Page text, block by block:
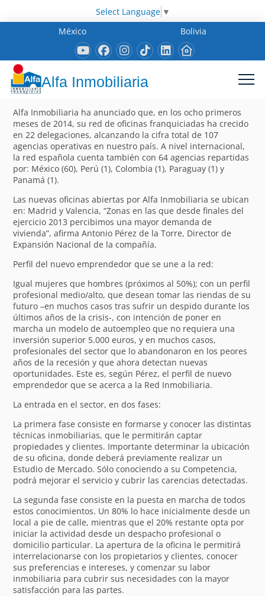
Select Language ▼
México
Bolivia
Alfa Inmobiliaria
Alfa Inmobiliaria ha anunciado que, en los ocho primeros
meses de 2014, su red de oficinas franquiciadas ha crecido
en 22 delegaciones, alcanzando la cifra total de 107
agencias operativas en nuestro país. A nivel internacional,
la red española cuenta también con 64 agencias repartidas
por: México (60), Perú (1), Colombia (1), Paraguay (1) y
Panamá (1).
Las nuevas oficinas abiertas por Alfa Inmobiliaria se ubican
en: Madrid y Valencia, “Zonas en las que desde finales del
ejercicio 2013 percibimos una mayor demanda de
vivienda”, afirma Antonio Pérez de la Torre, Director de
Expansión Nacional de la compañía.
Perfil del nuevo emprendedor que se une a la red:
Igual mujeres que hombres (próximos al 50%); con un perfil
profesional medio/alto, que desean tomar las riendas de su
futuro –en muchos casos tras sufrir un despido durante los
últimos años de la crisis-, con intención de poner en
marcha un modelo de autoempleo que no requiera una
inversión superior 5.000 euros, y en muchos casos,
profesionales del sector que lo abandonaron en los peores
años de la recesión y que ahora detectan nuevas
oportunidades. Este es, según Pérez, el perfil de nuevo
emprendedor que se acerca a la Red Inmobiliaria.
La entrada en el sector, en dos fases:
La primera fase consiste en formarse y conocer las distintas
técnicas inmobiliarias, que le permitirán captar
propiedades y clientes. Importante determinar la ubicación
de su oficina, donde deberá previamente realizar un
Estudio de Mercado. Sólo conociendo a su Competencia,
podrá mejorar el servicio y cubrir las carencias detectadas.
La segunda fase consiste en la puesta en marcha de todos
estos conocimientos. Un 80% lo hace inicialmente desde un
local a pie de calle, mientras que el 20% restante opta por
iniciar la actividad desde un despacho profesional o
domicilio particular. La apertura de la oficina le permitirá
interrelacionarse con los propietarios y clientes, conocer
sus preferencias e intereses, y comenzar su labor
inmobiliaria para cubrir sus necesidades con la mayor
satisfacción para las partes.